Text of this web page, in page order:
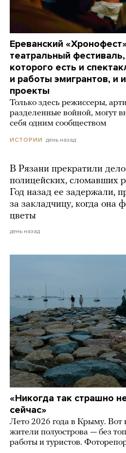
Ереванский
театральный
которого есть и
и работы эмигрантов, и
проекты
Только здесь режиссеры,
разделенные войной, могут
себя одним сообществом
ИСТОРИИ день назад
В Рязани прекратили
полицейских, сломавших
Год назад ее задержали,
за закладчицу, когда она
цветы
день назад
«Никогда так страшно
сейчас»
Лето 2026 года в Крыму. Вот
жители полуострова — без
работы и туристов.